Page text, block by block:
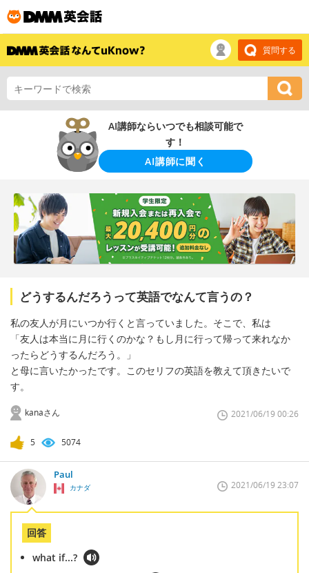
質問する
AI講師ならいつでも相談可能で
す！
AI講師に聞く
どうするんだろうって英語でなんて言うの？
私の友人が月にいつか行くと言っていました。そこで、私は
「友人は本当に月に行くのかな？もし月に行って帰って来れなか
ったらどうするんだろう。」
と母に言いたかったです。このセリフの英語を教えて頂きたいで
す。
kanaさん 2021/06/19 00:26
5 5074
Paul
カナダ 2021/06/19 23:07
回答
what if...?